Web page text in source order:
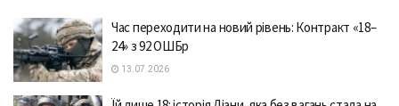
Час переходити на новий рівень: Контракт «18–
24» з 92 ОШБр
13.07.2026